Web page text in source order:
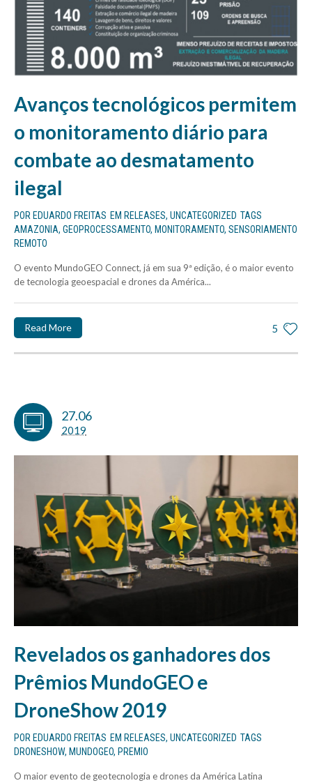
Avanços tecnológicos permitem
o monitoramento diário para
combate ao desmatamento
ilegal
POR EDUARDO FREITAS EM RELEASES, UNCATEGORIZED TAGS
AMAZONIA, GEOPROCESSAMENTO, MONITORAMENTO, SENSORIAMENTO
REMOTO
O evento MundoGEO Connect, já em sua 9ª edição, é o maior evento
de tecnologia geoespacial e drones da América...
5
Read More
27.06
2019
Revelados os ganhadores dos
Prêmios MundoGEO e
DroneShow 2019
POR EDUARDO FREITAS EM RELEASES, UNCATEGORIZED TAGS
DRONESHOW, MUNDOGEO, PREMIO
O maior evento de geotecnologia e drones da América Latina